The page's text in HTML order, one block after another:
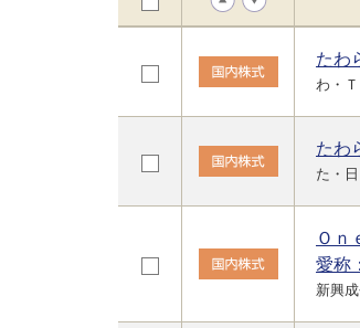
たわ
わ・Ｔ
たわ
た・
Ｏｎ
愛称
新興